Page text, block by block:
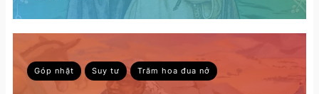
Góp nhặt Suy tư Trăm hoa đua nở